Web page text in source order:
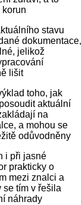
stavu
dokumentace,
jelikož
lišit
toho, jak
aktuální
na
a mohou se
odůvodněny
i při jasné
prakticky o
mezi znalci a
se tím v řešila
náhrady